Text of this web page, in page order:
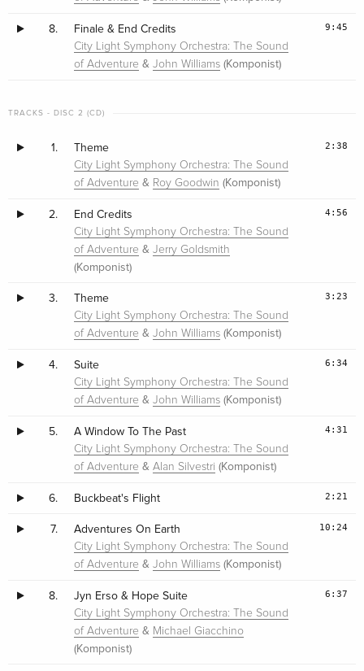
8. Finale & End Credits
City Light Symphony Orchestra: The Sound
of Adventure &John Williams (Komponist)
9:45
TRACKS - DISC 2 (CD)
1. Theme
City Light Symphony Orchestra: The Sound
of Adventure & Roy Goodwin (Komponist)
2:38
2. End Credits
City Light Symphony Orchestra: The Sound
of Adventure &Jerry Goldsmith
(Komponist)
4:56
3. Theme
City Light Symphony Orchestra: The Sound
of Adventure &John Williams (Komponist)
3:23
4. Suite
City Light Symphony Orchestra: The Sound
of Adventure &John Williams (Komponist)
6:34
5. A Window To The Past
City Light Symphony Orchestra: The Sound
of Adventure &Alan Silvestri (Komponist)
4:31
6. Buckbeat's Flight 2:21
7. Adventures On Earth
City Light Symphony Orchestra: The Sound
of Adventure &John Williams (Komponist)
10:24
8. Jyn Erso & Hope Suite
City Light Symphony Orchestra: The Sound
of Adventure & Michael Giacchino
(Komponist)
6:37